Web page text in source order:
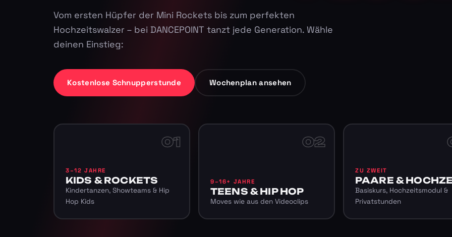
Vom ersten Hüpfer der Mini Rockets bis zum perfekten
Hochzeitswalzer – bei DANCEPOINT tanzt jede Generation. Wähle
deinen Einstieg:
Kostenlose Schnupperstunde Wochenplan ansehen
01
3–12 JAHRE
KIDS & ROCKETS
Kindertanzen, Showteams & Hip
Hop Kids
02
9–16+ JAHRE
TEENS & HIP HOP
Moves wie aus den Videoclips
ZU ZWEIT
PAARE &
Basiskurs, Hochzeitsmodul &
Privatstunden